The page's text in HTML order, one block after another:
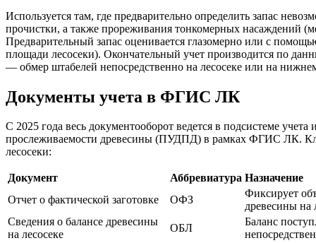
Используется там, где предварительно определить запас
прочистки, а также прореживания тонкомерных насаждений
Предварительный запас оценивается глазомерно или с
площади лесосеки). Окончательный учет производится по
— обмер штабелей непосредственно на лесосеке или на
Документы учета в ФГИС ЛК
С 2025 года весь документооборот ведется в подсистеме учета
прослеживаемости древесины (ПУДПД) в рамках ФГИС ЛК.
лесосеки:
Документ Аббревиатура Назначение
Отчет о фактической заготовке
ОФЗ
Фиксирует
древесины на
Сведения о балансе древесины
на лесосеке
ОБЛ
Баланс